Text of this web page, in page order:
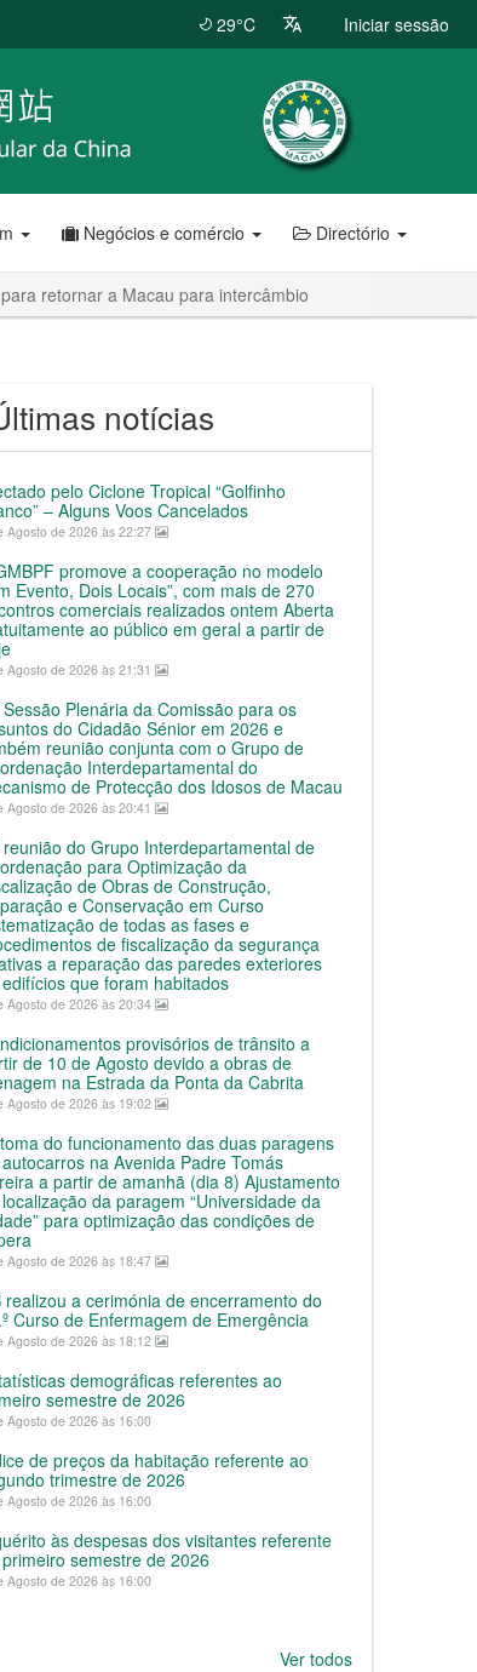
29°C Iniciar sessão
Negócios e comércio Directório
retornar a Macau para intercâmbio
notícias
pelo Ciclone Tropical “Golfinho
– Alguns Voos Cancelados
Agosto de 2026 às 22:27
promove a cooperação no modelo
Evento, Dois Locais”, com mais de 270
comerciais realizados ontem Aberta
ao público em geral a partir de
Agosto de 2026 às 21:31
Sessão Plenária da Comissão para os
do Cidadão Sénior em 2026 e
reunião conjunta com o Grupo de
Interdepartamental do
de Protecção dos Idosos de Macau
Agosto de 2026 às 20:41
reunião do Grupo Interdepartamental de
para Optimização da
de Obras de Construção,
e Conservação em Curso
de todas as fases e
de fiscalização da segurança
a reparação das paredes exteriores
que foram habitados
Agosto de 2026 às 20:34
provisórios de trânsito a
de 10 de Agosto devido a obras de
na Estrada da Ponta da Cabrita
Agosto de 2026 às 19:02
do funcionamento das duas paragens
na Avenida Padre Tomás
a partir de amanhã (dia 8) Ajustamento
da paragem “Universidade da
para optimização das condições de
Agosto de 2026 às 18:47
realizou a cerimónia de encerramento do
Curso de Enfermagem de Emergência
Agosto de 2026 às 18:12
demográficas referentes ao
semestre de 2026
Agosto de 2026 às 16:00
de preços da habitação referente ao
trimestre de 2026
Agosto de 2026 às 16:00
às despesas dos visitantes referente
semestre de 2026
Agosto de 2026 às 16:00
Ver todos